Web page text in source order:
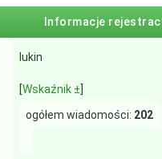
Informacje
lukin
[Wskaźnik ±
ogółem wiadomości: 202